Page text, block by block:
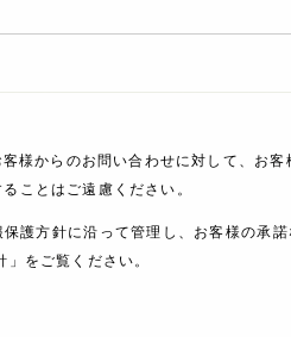
様からのお問い合わせに対して、お
ことはご遠慮ください。
護方針に沿って管理し、お客様の承
をご覧ください。